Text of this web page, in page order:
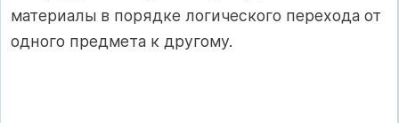
материалы в порядке логического перехода от
одного предмета к другому.